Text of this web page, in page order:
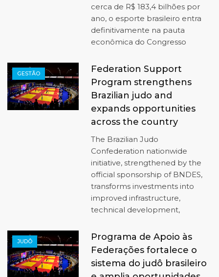
cerca de R$ 183,4 bilhões por
ano, o esporte brasileiro entra
definitivamente na pauta
econômica do Congresso
GESTÃO
Federation Support
Program strengthens
Brazilian judo and
expands opportunities
across the country
The Brazilian Judo
Confederation nationwide
initiative, strengthened by the
official sponsorship of BNDES,
transforms investments into
improved infrastructure,
technical development,
JUDÔ
Programa de Apoio às
Federações fortalece o
sistema do judô brasileiro